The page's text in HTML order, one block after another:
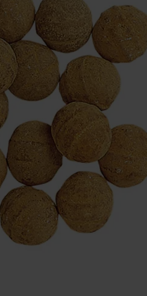
Wilhelmina Pepermunt 200g
3.69 EUR
Osta